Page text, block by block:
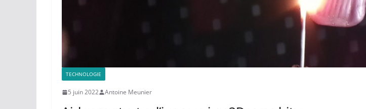
TECHNOLOGIE
5 juin 2022 Antoine Meunier